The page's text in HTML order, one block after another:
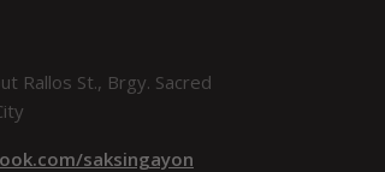
Rallos St., Brgy. Sacred
saksingayon